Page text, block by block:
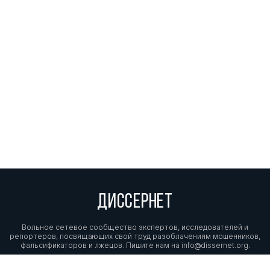
ДИССЕРНЕТ
Вольное сетевое сообщество экспертов, исследователей и
репортеров, посвящающих свой труд разоблачениям мошенников,
фальсификаторов и лжецов. Пишите нам на info@dissernet.org.